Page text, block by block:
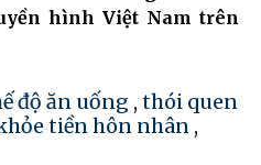
hình Việt Nam trên
độ ăn uống , thói quen
tiền hôn nhân ,